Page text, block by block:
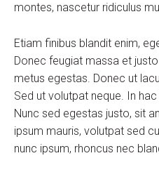
montes, nascetur ridiculus
Etiam finibus blandit enim,
Donec feugiat massa et
metus egestas. Donec ut
Sed ut volutpat neque. In
Nunc sed egestas justo, sit
ipsum mauris, volutpat sed
nunc ipsum, rhoncus nec